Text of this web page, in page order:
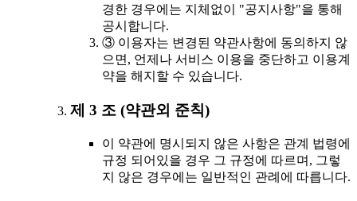
경한 경우에는 지체없이 "공지사항"을 통해
공시합니다.
③ 이용자는 변경된 약관사항에 동의하지 않
으면, 언제나 서비스 이용을 중단하고 이용계
약을 해지할 수 있습니다.
제 3 조 (약관외 준칙)
이 약관에 명시되지 않은 사항은 관계 법령에
규정 되어있을 경우 그 규정에 따르며, 그렇
지 않은 경우에는 일반적인 관례에 따릅니다.